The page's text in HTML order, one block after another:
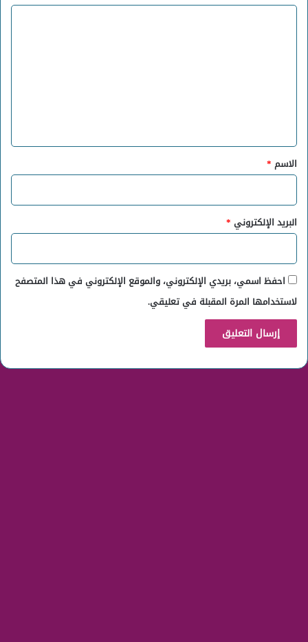
*
الاسم *
البريد الإلكتروني *
احفظ اسمي، بريدي الإلكتروني، والموقع الإلكتروني في هذا المتصفح
لاستخدامها المرة المقبلة في تعليقي.